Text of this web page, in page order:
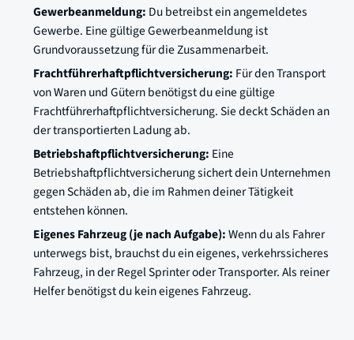
Gewerbeanmeldung: Du betreibst ein angemeldetes
Gewerbe. Eine gültige Gewerbeanmeldung ist
Grundvoraussetzung für die Zusammenarbeit.
Frachtführerhaftpflichtversicherung: Für den Transport
von Waren und Gütern benötigst du eine gültige
Frachtführerhaftpflichtversicherung. Sie deckt Schäden an
der transportierten Ladung ab.
Betriebshaftpflichtversicherung: Eine
Betriebshaftpflichtversicherung sichert dein Unternehmen
gegen Schäden ab, die im Rahmen deiner Tätigkeit
entstehen können.
Eigenes Fahrzeug (je nach Aufgabe):Wenn du als Fahrer
unterwegs bist, brauchst du ein eigenes, verkehrssicheres
Fahrzeug, in der Regel Sprinter oder Transporter. Als reiner
Helfer benötigst du kein eigenes Fahrzeug.